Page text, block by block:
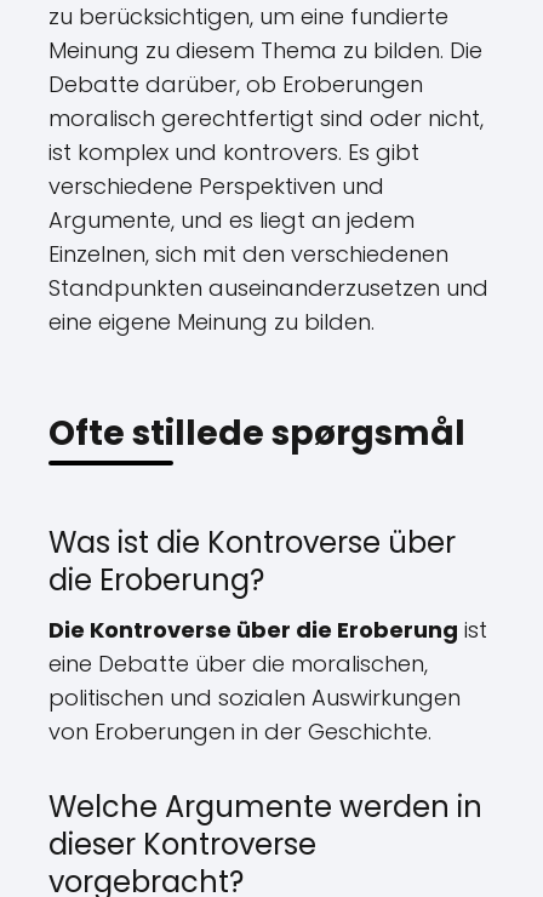
zu berücksichtigen, um eine fundierte
Meinung zu diesem Thema zu bilden. Die
Debatte darüber, ob Eroberungen
moralisch gerechtfertigt sind oder nicht,
ist komplex und kontrovers. Es gibt
verschiedene Perspektiven und
Argumente, und es liegt an jedem
Einzelnen, sich mit den verschiedenen
Standpunkten auseinanderzusetzen und
eine eigene Meinung zu bilden.
Ofte stillede spørgsmål
Was ist die Kontroverse über
die Eroberung?
Die Kontroverse über die Eroberung ist
eine Debatte über die moralischen,
politischen und sozialen Auswirkungen
von Eroberungen in der Geschichte.
Welche Argumente werden in
dieser Kontroverse
vorgebracht?